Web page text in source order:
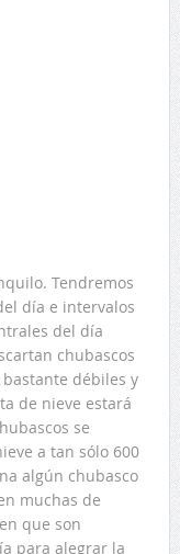
Tendremos
día e intervalos
del día
chubascos
débiles y
de nieve estará
se
a tan sólo 600
algún chubasco
muchas de
que son
para alegrar la